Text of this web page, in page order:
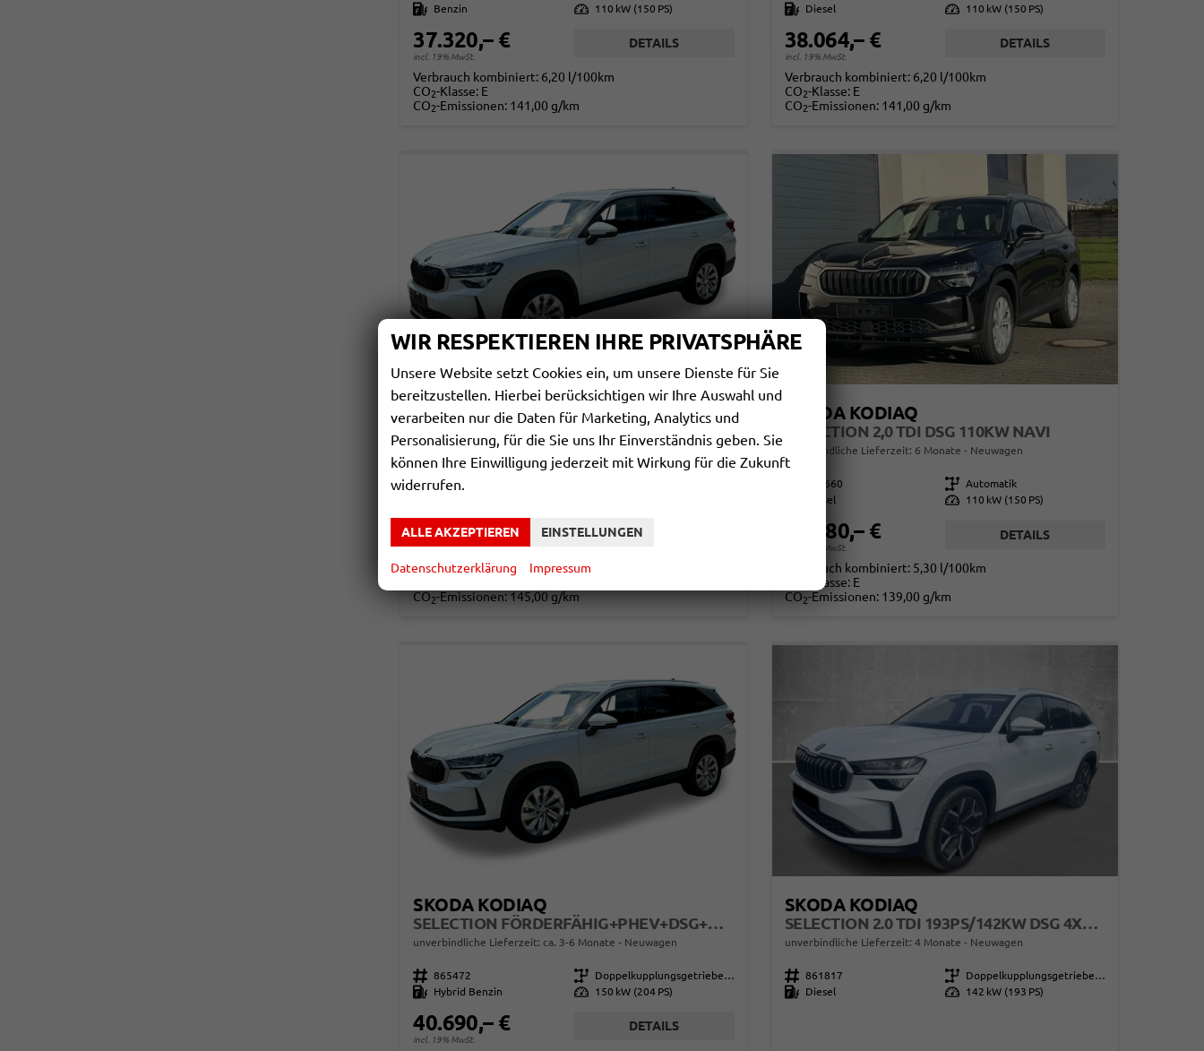
Kraftstoff
Benzin Leistung 110 kW (150 PS)
37.320,– €
incl. 19% MwSt.
DETAILS
Verbrauch kombiniert: 6,20 l/100km
CO2-Klasse: E
CO2-Emissionen: 141,00 g/km
Kraftstoff
Diesel Leistung 110 kW (150 PS)
38.064,– €
incl. 19% MwSt.
DETAILS
Verbrauch kombiniert: 6,20 l/100km
CO2-Klasse: E
CO2-Emissionen: 141,00 g/km
SKODA KODIAQ
unverbindliche Lieferzeit: ca. 2-3 Monate Neuwagen mit Tageszulassung
Fahrzeugnr. 855601
38.780,– €
incl. 19% MwSt.
DETAILS
Verbrauch kombiniert:5,50 l/100km
CO2-Emissionen: 145,00 g/km
SKODA KODIAQ
SELECTION 2,0 TDI DSG 110KW NAVI
unverbindliche Lieferzeit: 6 Monate Neuwagen
857660 Getriebe Automatik
Diesel Leistung 110 kW (150 PS)
38.780,– €
incl. 19% MwSt.
DETAILS
Verbrauch kombiniert: 5,30 l/100km
-Klasse: E
CO2-Emissionen: 139,00 g/km
SKODA KODIAQ
SELECTION FÖRDERFÄHIG+PHEV+DSG+MATRIX+ACC+EHK+SHZ+KAMERA+17" ALU
unverbindliche Lieferzeit: ca. 3-6 Monate Neuwagen
Fahrzeugnr. 865472 Getriebe
Doppelkupplungsgetriebe (DSG)
Kraftstoff
Hybrid Benzin Leistung 150 kW (204 PS)
40.690,– €
incl. 19% MwSt.
DETAILS
SKODA KODIAQ
SELECTION 2.0 TDI 193PS/142KW DSG 4X4 2026
unverbindliche Lieferzeit: 4 Monate Neuwagen
Fahrzeugnr. 861817 Getriebe
Doppelkupplungsgetriebe (DSG)
Kraftstoff
Diesel Leistung 142 kW (193 PS)
WIR RESPEKTIEREN IHRE PRIVATSPHÄRE
Unsere Website setzt Cookies ein, um unsere Dienste für Sie
bereitzustellen. Hierbei berücksichtigen wir Ihre Auswahl und
verarbeiten nur die Daten für Marketing, Analytics und
Personalisierung, für die Sie uns Ihr Einverständnis geben. Sie
können Ihre Einwilligung jederzeit mit Wirkung für die Zukunft
widerrufen.
ALLE AKZEPTIEREN EINSTELLUNGEN
Datenschutzerklärung Impressum